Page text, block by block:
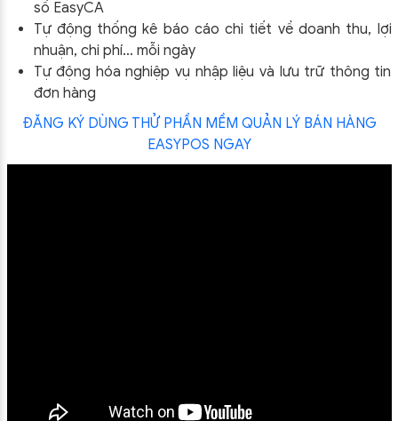
số EasyCA
Tự động thống kê báo cáo chi tiết về doanh thu, lợi
nhuận, chi phí… mỗi ngày
Tự động hóa nghiệp vụ nhập liệu và lưu trữ thông tin
đơn hàng
ĐĂNG KÝ DÙNG THỬ PHẦN MỀM QUẢN LÝ BÁN HÀNG
EASYPOS NGAY